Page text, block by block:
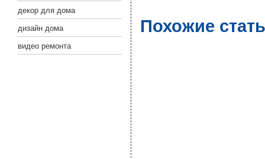
Похожие
декор для дома
дизайн дома
видео ремонта